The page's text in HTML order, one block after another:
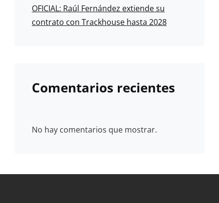
OFICIAL: Raúl Fernández extiende su
contrato con Trackhouse hasta 2028
Comentarios recientes
No hay comentarios que mostrar.